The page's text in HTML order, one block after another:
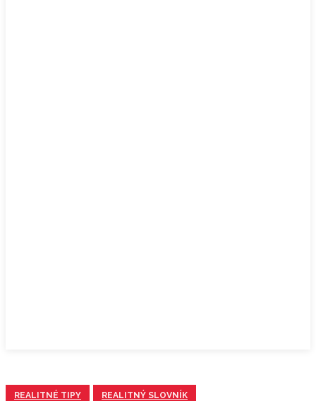
REALITNÉ TIPY REALITNÝ SLOVNÍK